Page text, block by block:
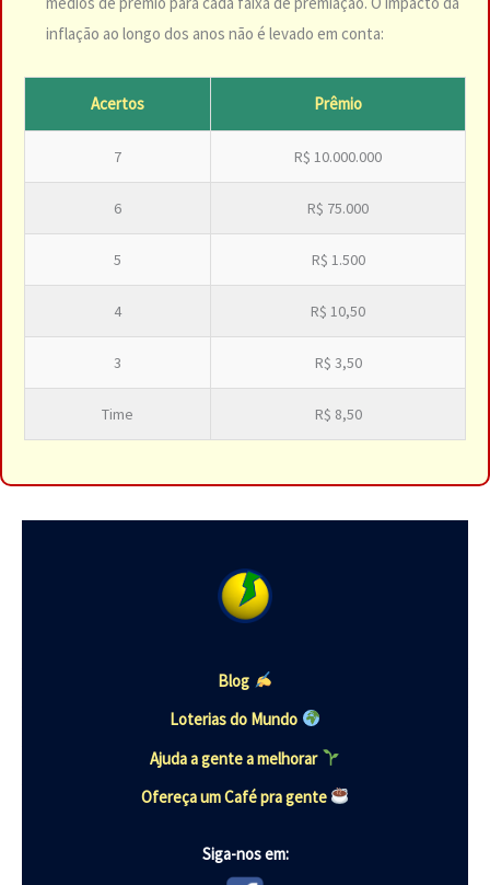
inflação ao longo dos anos não é levado em conta:
Acertos Prêmio
7 R$ 10.000.000
6 R$ 75.000
5 R$ 1.500
4 R$ 10,50
3 R$ 3,50
Time R$ 8,50
Blog
Loterias do Mundo
Ajuda a gente a melhorar
Ofereça um Café pra gente
Siga-nos em: